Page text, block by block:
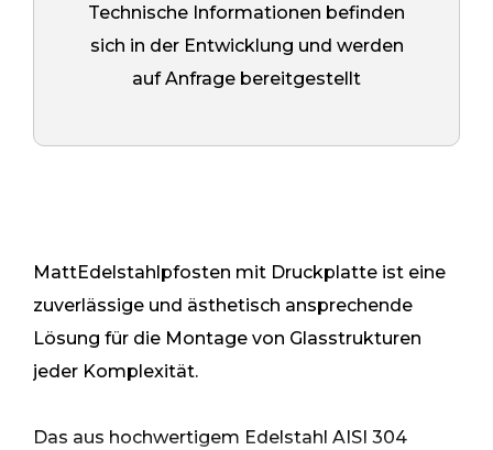
Technische Informationen befinden
sich in der Entwicklung und werden
auf Anfrage bereitgestellt
MattEdelstahlpfosten mit Druckplatte ist eine
zuverlässige und ästhetisch ansprechende
Lösung für die Montage von Glasstrukturen
jeder Komplexität.
Das aus hochwertigem Edelstahl AISI 304